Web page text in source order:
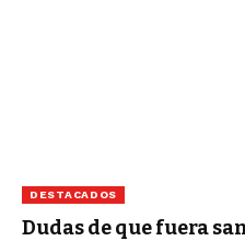
DESTACADOS
Dudas de que fuera